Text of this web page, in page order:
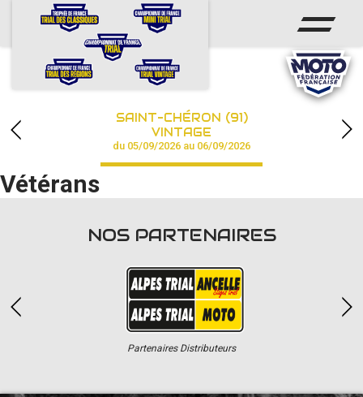
ACCUEIL
CALENDRIER
CHAMPIONNAT
RÉSULTATS
PHOTOS / VIDÉOS
PARTENAIRES
SAINT-CHÉRON (91)
VINTAGE
du 05/09/2026 au 06/09/2026
Vétérans
NOS PARTENAIRES
Partenaires Distributeurs